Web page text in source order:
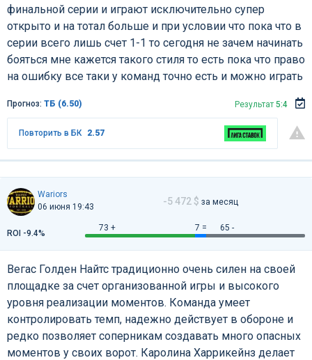
финальной серии и играют исключительно супер
открыто и на тотал больше и при условии что пока что в
серии всего лишь счет 1-1 то сегодня не зачем начинать
бояться мне кажется такого стиля то есть пока что право
на ошибку все таки у команд точно есть и можно играть
Прогноз: ТБ (6.50) Результат 5:4
Повторить в БК 2.57
Wariors
06 июня 19:43
-5 472 $ за месяц
73 + 7 = 65 -
ROI -9.4%
Вегас Голден Найтс традиционно очень силен на своей
площадке за счет организованной игры и высокого
уровня реализации моментов. Команда умеет
контролировать темп, надежно действует в обороне и
редко позволяет соперникам создавать много опасных
моментов у своих ворот. Каролина Харрикейнз делает